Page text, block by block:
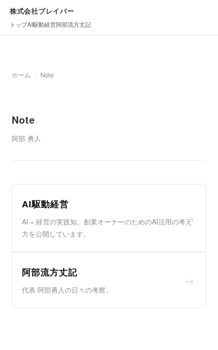
株式会社ブレイバー
トップAI駆動経営阿部流方丈記
ホーム / Note
Note
阿部 勇人
AI駆動経営
AI × 経営の実践知。創業オーナーのためのAI活用の考え
方を公開しています。
→
阿部流方丈記
代表 阿部勇人の日々の考察。
→